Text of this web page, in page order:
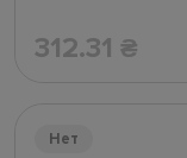
312.31 ₴
Нет